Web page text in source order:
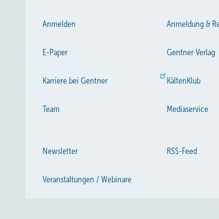
Anmelden Anmeldung &
E-Paper Gentner Verlag
Karriere bei Gentner KältenKlub
Team Mediaservice
Newsletter RSS-Feed
Veranstaltungen / Webinare